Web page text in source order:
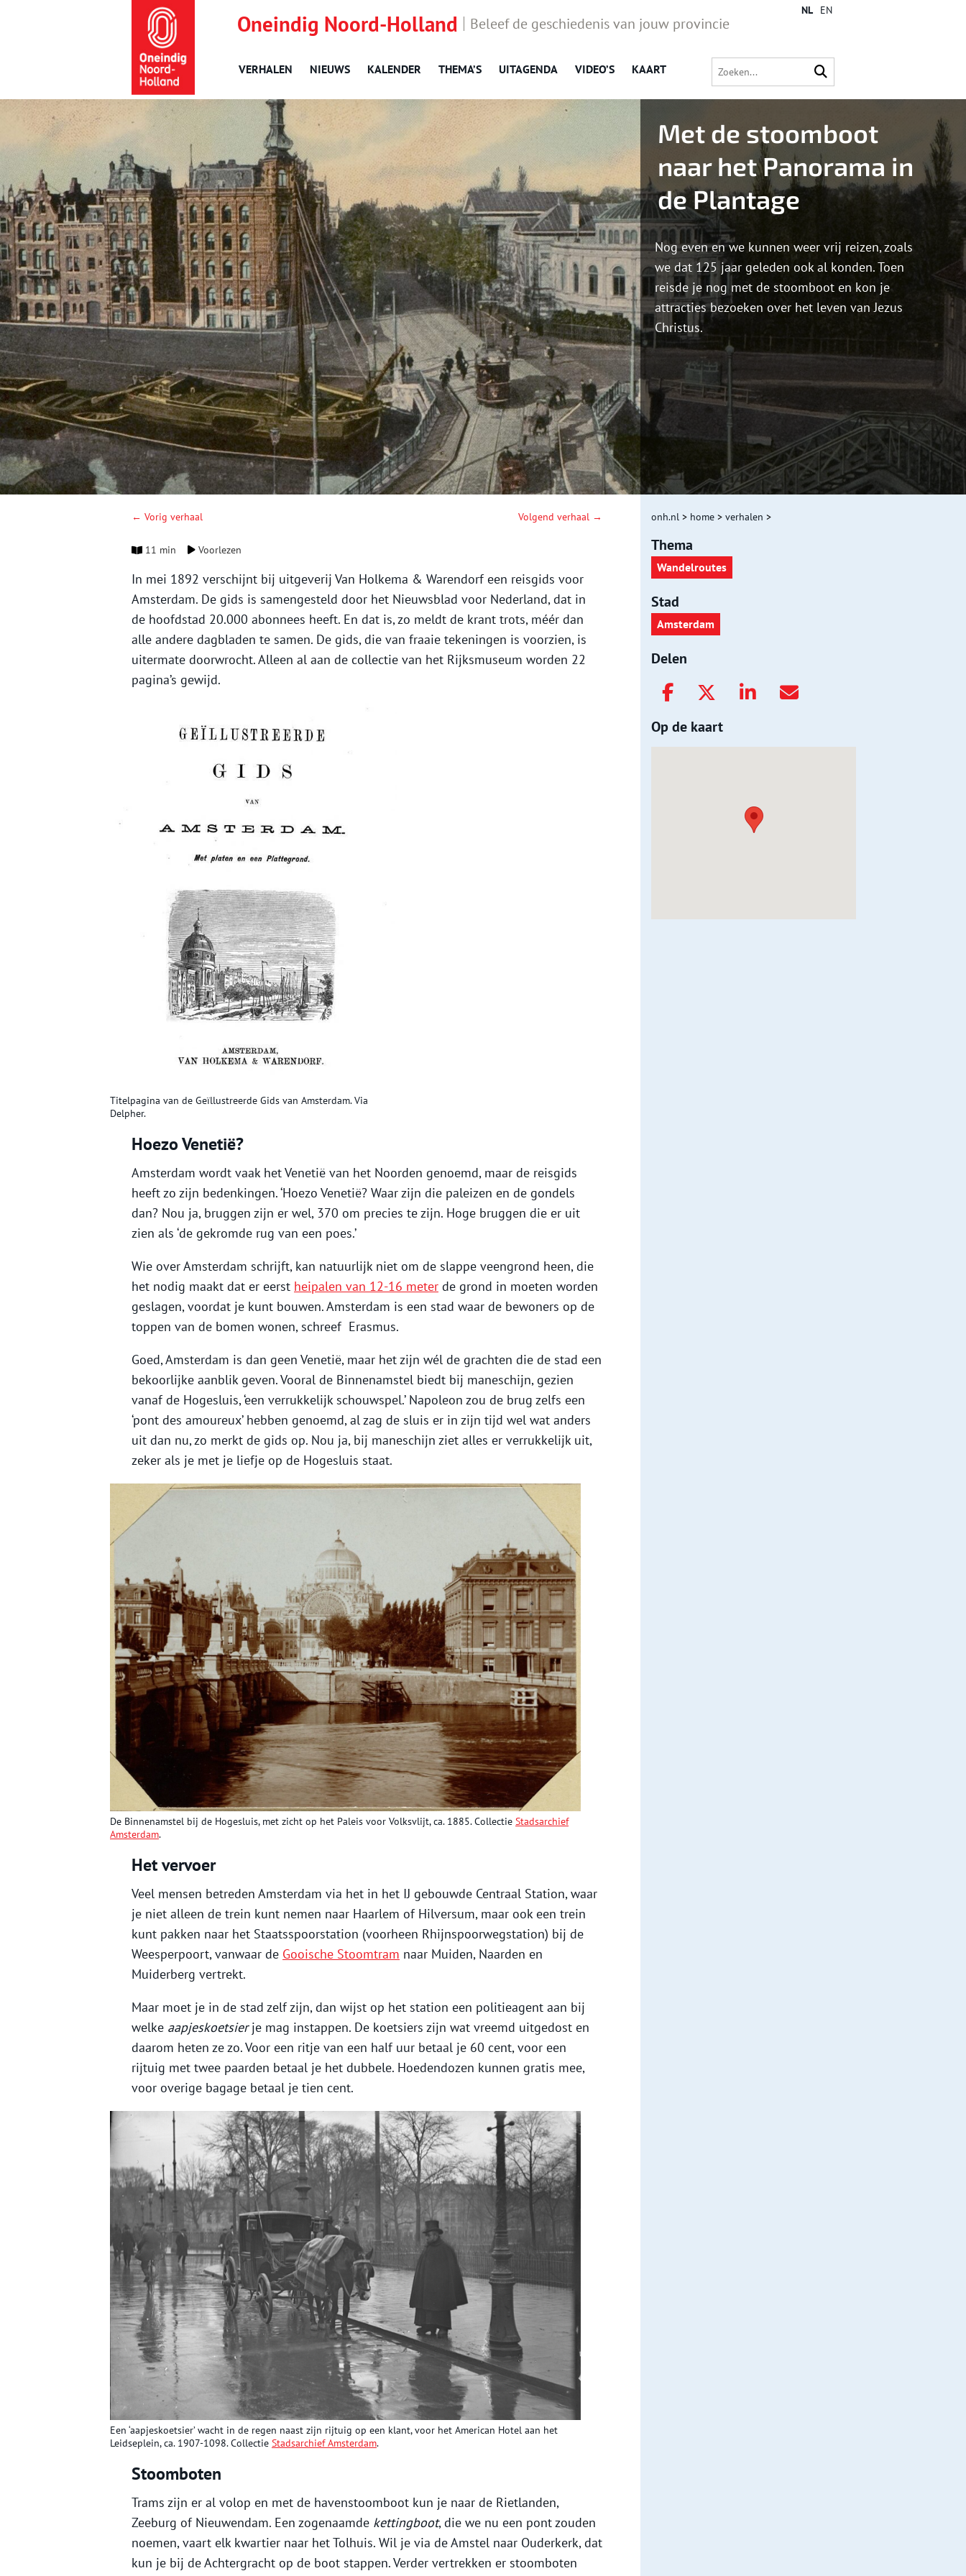
Oneindig Noord-Holland Beleef de geschiedenis van jouw provincie
VERHALEN NIEUWS KALENDER THEMA’S UITAGENDA VIDEO’S KAART
NL EN
Met de stoomboot
naar het Panorama in
de Plantage
Nog even en we kunnen weer vrij reizen, zoals
we dat 125 jaar geleden ook al konden. Toen
reisde je nog met de stoomboot en kon je
attracties bezoeken over het leven van Jezus
Christus.
← Vorig verhaal Volgend verhaal →
11 min Voorlezen
In mei 1892 verschijnt bij uitgeverij Van Holkema & Warendorf een reisgids voor
Amsterdam. De gids is samengesteld door het Nieuwsblad voor Nederland, dat in
de hoofdstad 20.000 abonnees heeft. En dat is, zo meldt de krant trots, méér dan
alle andere dagbladen te samen. De gids, die van fraaie tekeningen is voorzien, is
uitermate doorwrocht. Alleen al aan de collectie van het Rijksmuseum worden 22
pagina’s gewijd.
Titelpagina van de Geïllustreerde Gids van Amsterdam. Via
Delpher.
Hoezo Venetië?
Amsterdam wordt vaak het Venetië van het Noorden genoemd, maar de reisgids
heeft zo zijn bedenkingen. ‘Hoezo Venetië? Waar zijn die paleizen en de gondels
dan? Nou ja, bruggen zijn er wel, 370 om precies te zijn. Hoge bruggen die er uit
zien als ‘de gekromde rug van een poes.’
Wie over Amsterdam schrijft, kan natuurlijk niet om de slappe veengrond heen, die
het nodig maakt dat er eerst heipalen van 12-16 meter de grond in moeten worden
geslagen, voordat je kunt bouwen. Amsterdam is een stad waar de bewoners op de
toppen van de bomen wonen, schreef Erasmus.
Goed, Amsterdam is dan geen Venetië, maar het zijn wél de grachten die de stad een
bekoorlijke aanblik geven. Vooral de Binnenamstel biedt bij maneschijn, gezien
vanaf de Hogesluis, ‘een verrukkelijk schouwspel.’ Napoleon zou de brug zelfs een
‘pont des amoureux’ hebben genoemd, al zag de sluis er in zijn tijd wel wat anders
uit dan nu, zo merkt de gids op. Nou ja, bij maneschijn ziet alles er verrukkelijk uit,
zeker als je met je liefje op de Hogesluis staat.
De Binnenamstel bij de Hogesluis, met zicht op het Paleis voor Volksvlijt, ca. 1885. Collectie Stadsarchief
Amsterdam.
Het vervoer
Veel mensen betreden Amsterdam via het in het IJ gebouwde Centraal Station, waar
je niet alleen de trein kunt nemen naar Haarlem of Hilversum, maar ook een trein
kunt pakken naar het Staatsspoorstation (voorheen Rhijnspoorwegstation) bij de
Weesperpoort, vanwaar de Gooische Stoomtram naar Muiden, Naarden en
Muiderberg vertrekt.
Maar moet je in de stad zelf zijn, dan wijst op het station een politieagent aan bij
welke aapjeskoetsierje mag instappen. De koetsiers zijn wat vreemd uitgedost en
daarom heten ze zo. Voor een ritje van een half uur betaal je 60 cent, voor een
rijtuig met twee paarden betaal je het dubbele. Hoedendozen kunnen gratis mee,
voor overige bagage betaal je tien cent.
Een ‘aapjeskoetsier’ wacht in de regen naast zijn rijtuig op een klant, voor het American Hotel aan het
Leidseplein, ca. 1907-1098. Collectie Stadsarchief Amsterdam.
Stoomboten
Trams zijn er al volop en met de havenstoomboot kun je naar de Rietlanden,
Zeeburg of Nieuwendam. Een zogenaamde kettingboot, die we nu een pont zouden
noemen, vaart elk kwartier naar het Tolhuis. Wil je via de Amstel naar Ouderkerk, dat
kun je bij de Achtergracht op de boot stappen. Verder vertrekken er stoomboten
onh.nl > home > verhalen >
Thema
Wandelroutes
Stad
Amsterdam
Delen
Op de kaart